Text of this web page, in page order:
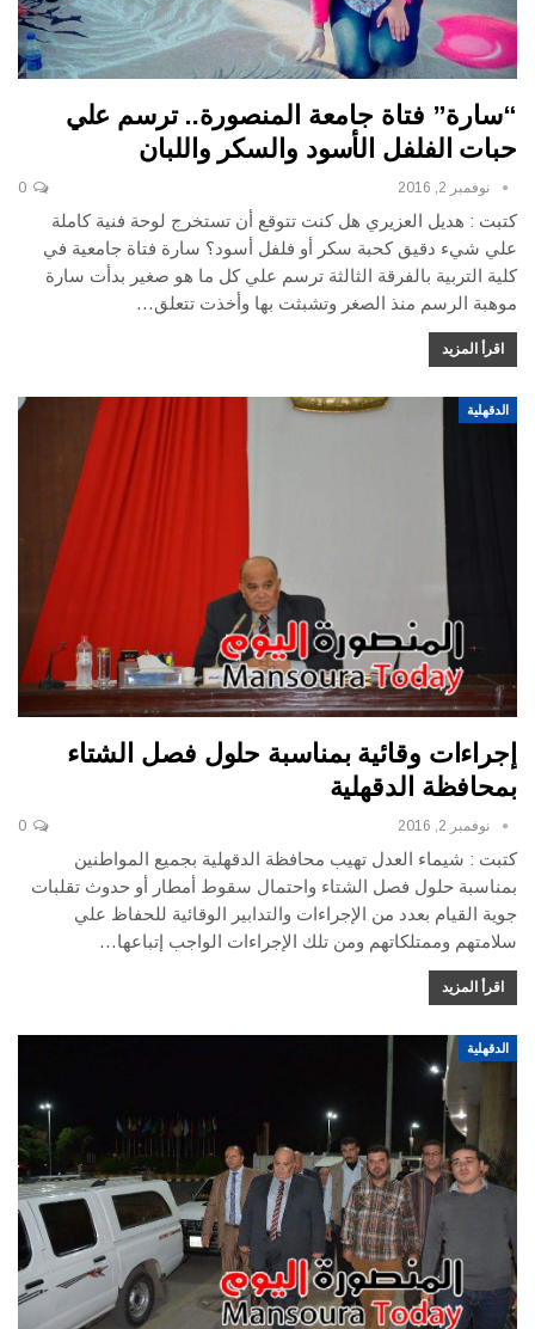
“سارة” فتاة جامعة المنصورة.. ترسم علي
حبات الفلفل الأسود والسكر واللبان
نوفمبر 2, 2016
كتبت : هديل العزيري هل كنت تتوقع أن تستخرج لوحة فنية كاملة
علي شيء دقيق كحبة سكر أو فلفل أسود؟ سارة فتاة جامعية في
كلية التربية بالفرقة الثالثة ترسم علي كل ما هو صغير بدأت سارة
موهبة الرسم منذ الصغر وتشبثت بها وأخذت تتعلق…
اقرأ المزيد
الدقهلية
إجراءات وقائية بمناسبة حلول فصل الشتاء
بمحافظة الدقهلية
نوفمبر 2, 2016
كتبت : شيماء العدل تهيب محافظة الدقهلية بجميع المواطنين
بمناسبة حلول فصل الشتاء واحتمال سقوط أمطار أو حدوث تقلبات
جوية القيام بعدد من الإجراءات والتدابير الوقائية للحفاظ علي
سلامتهم وممتلكاتهم ومن تلك الإجراءات الواجب إتباعها…
اقرأ المزيد
الدقهلية